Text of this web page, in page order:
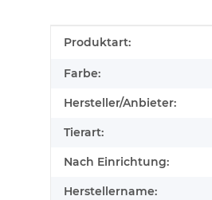
Produkteigenschaft
Wert
Produktart:
Farbe:
Hersteller/Anbieter:
Tierart:
Nach Einrichtung:
Herstellername: